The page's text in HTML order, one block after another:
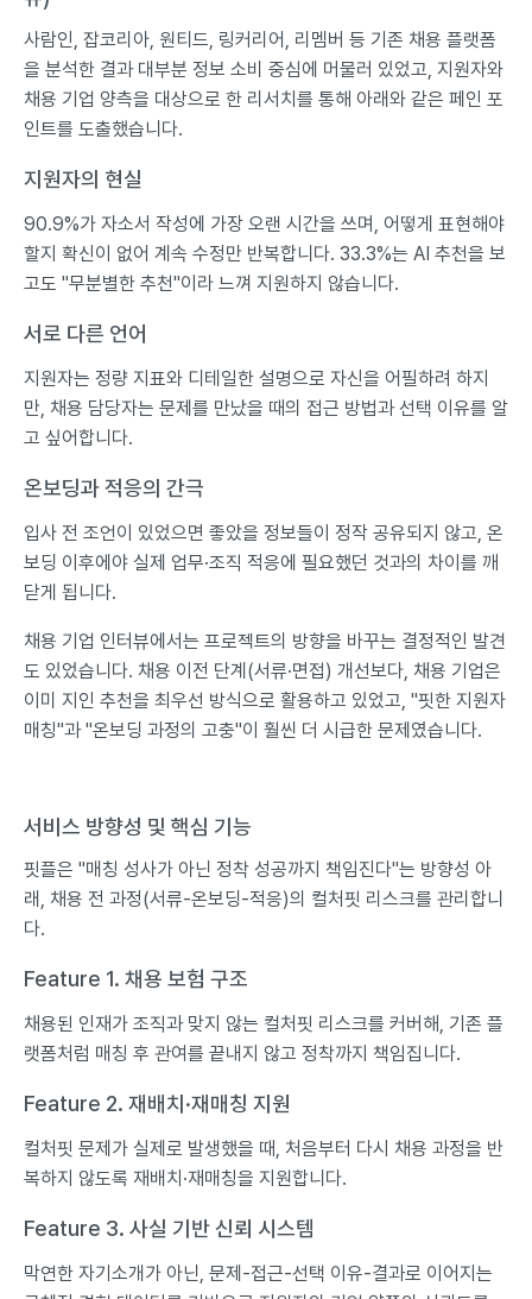
사람인, 잡코리아, 원티드, 링커리어, 리멤버 등 기존 채용 플랫폼
을 분석한 결과 대부분 정보 소비 중심에 머물러 있었고, 지원자와
채용 기업 양측을 대상으로 한 리서치를 통해 아래와 같은 페인 포
인트를 도출했습니다.
지원자의 현실
90.9%가 자소서 작성에 가장 오랜 시간을 쓰며, 어떻게 표현해야
할지 확신이 없어 계속 수정만 반복합니다. 33.3%는 AI 추천을 보
고도 "무분별한 추천"이라 느껴 지원하지 않습니다.
서로 다른 언어
지원자는 정량 지표와 디테일한 설명으로 자신을 어필하려 하지
만, 채용 담당자는 문제를 만났을 때의 접근 방법과 선택 이유를 알
고 싶어합니다.
온보딩과 적응의 간극
입사 전 조언이 있었으면 좋았을 정보들이 정작 공유되지 않고, 온
보딩 이후에야 실제 업무·조직 적응에 필요했던 것과의 차이를 깨
닫게 됩니다.
채용 기업 인터뷰에서는 프로젝트의 방향을 바꾸는 결정적인 발견
도 있었습니다. 채용 이전 단계(서류·면접) 개선보다, 채용 기업은
이미 지인 추천을 최우선 방식으로 활용하고 있었고, "핏한 지원자
매칭"과 "온보딩 과정의 고충"이 훨씬 더 시급한 문제였습니다.
서비스 방향성 및 핵심 기능
핏플은 "매칭 성사가 아닌 정착 성공까지 책임진다"는 방향성 아
래, 채용 전 과정(서류-온보딩-적응)의 컬처핏 리스크를 관리합니
다.
Feature 1. 채용 보험 구조
채용된 인재가 조직과 맞지 않는 컬처핏 리스크를 커버해, 기존 플
랫폼처럼 매칭 후 관여를 끝내지 않고 정착까지 책임집니다.
Feature 2. 재배치·재매칭 지원
컬처핏 문제가 실제로 발생했을 때, 처음부터 다시 채용 과정을 반
복하지 않도록 재배치·재매칭을 지원합니다.
Feature 3. 사실 기반 신뢰 시스템
막연한 자기소개가 아닌, 문제-접근-선택 이유-결과로 이어지는